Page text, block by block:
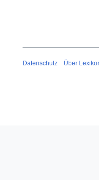
Datenschutz Über